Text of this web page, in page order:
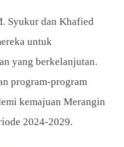
Syukur dan Khafied
untuk
yang berkelanjutan.
program-program
kemajuan Merangin
2024-2029.